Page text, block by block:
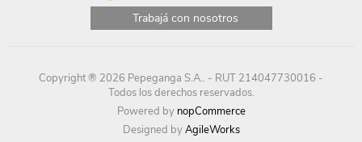
Trabajá con nosotros
Copyright ® 2026 Pepeganga S.A.. - RUT 214047730016 -
Todos los derechos reservados.
Powered by nopCommerce
Designed byAgileWorks